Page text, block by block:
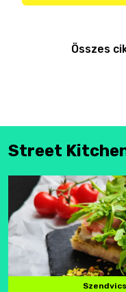
Összes
Street